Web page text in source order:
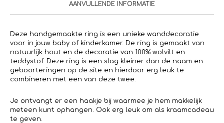
AANVULLENDE INFORMATIE
Deze handgemaakte ring is een unieke wanddecoratie
voor in jouw baby of kinderkamer. De ring is gemaakt van
natuurlijk hout en de decoratie van 100% wolvilt en
teddystof. Deze ring is een slag kleiner dan de naam en
geboorteringen op de site en hierdoor erg leuk te
combineren met een van deze twee.
Je ontvangt er een haakje bij waarmee je hem makkelijk
meteen kunt ophangen. Ook erg leuk om als kraamcadeau
te geven.